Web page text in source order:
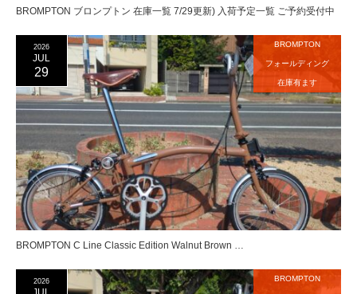
BROMPTON ブロンプトン 在庫一覧 7/29更新) 入荷予定一覧 ご予約受付中
2026
JUL
29
BROMPTON
フォールディング
在庫有ます
BROMPTON C Line Classic Edition Walnut Brown …
2026 BROMPTON